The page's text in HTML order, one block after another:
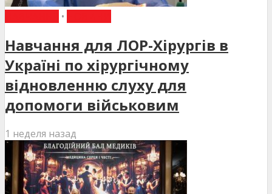
•
Навчання для ЛОР-Хірургів в
Україні по хірургічному
відновленню слуху для
допомоги військовим
1 неделя назад